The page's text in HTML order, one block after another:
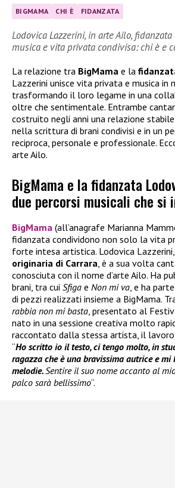
BIGMAMA CHI È FIDANZATA
Lodovica Lazzerini, in arte Ailo,
musica e vita privata condivisa: chi è e
La relazione tra BigMama e la
Lazzerini unisce vita privata e musica in
trasformando il loro legame in una
oltre che sentimentale. Entrambe
costruito negli anni una relazione
nella scrittura di brani condivisi e in un
reciproca, personale e professionale.
arte Ailo.
BigMama e la fidanzata
due percorsi musicali che si
BigMama (all’anagrafe Marianna
fidanzata condividono non solo la vita
forte intesa artistica. Lodovica Lazzerini,
originaria di Carrara, è a sua volta
conosciuta con il nome d’arte Ailo. Ha
brani, tra cui Sfiga e Non mi va, e ha
di pezzi realizzati insieme a BigMama.
rabbia non mi basta, presentato al
nato in una sessione creativa molto
raccontato dalla stessa artista, il
“Ho scritto io il testo, ci tengo molto, in
ragazza che è una bravissima autrice e
melodie.Sentire il suo nome accanto al
palco sarà bellissimo“.